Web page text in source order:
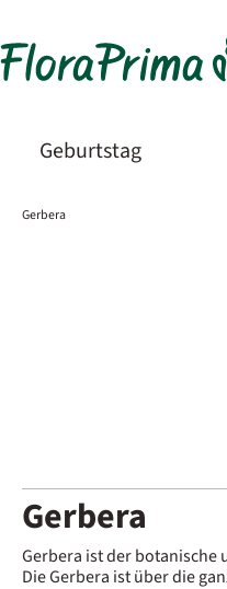
Geburtstag
Gerbera
Gerbera
Gerbera ist der botanische
Die Gerbera ist über die